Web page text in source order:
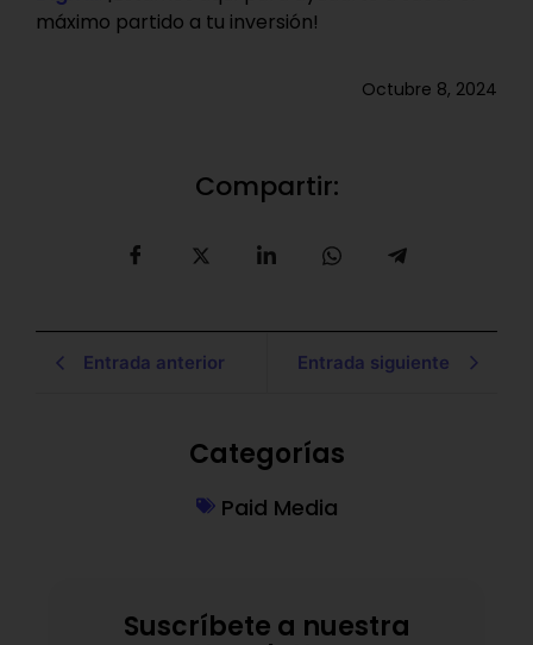
máximo partido a tu inversión!
Octubre 8, 2024
Compartir:
Entrada anterior Entrada siguiente
Categorías
Paid Media
Suscríbete a nuestra